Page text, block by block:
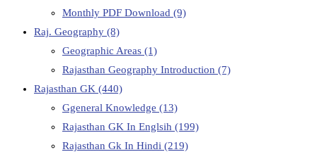
Monthly PDF Download (9)
Raj. Geography (8)
Geographic Areas (1)
Rajasthan Geography Introduction (7)
Rajasthan GK (440)
Ggeneral Knowledge (13)
Rajasthan GK In Englsih (199)
Rajasthan Gk In Hindi (219)